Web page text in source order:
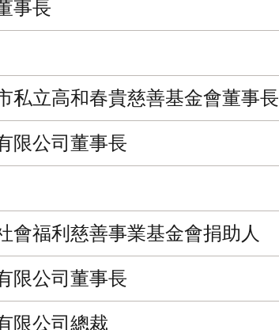
事長
私立高和春貴慈善基金會董事長
限公司董事長
會福利慈善事業基金會捐助人
限公司董事長
限公司總裁